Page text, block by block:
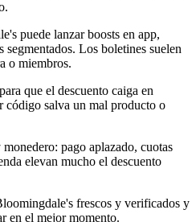
puede lanzar boosts en app,
Los boletines suelen
o miembros.
que el descuento caiga en
código salva un mal producto o
pago aplazado, cuotas
elevan mucho el descuento
frescos y verificados y
en el mejor momento.